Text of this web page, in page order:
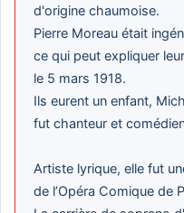
d'origine chaumoise.
Pierre Moreau était
ce qui peut expliquer
le 5 mars 1918.
Ils eurent un enfant,
fut chanteur et
Artiste lyrique, elle fut
de l’Opéra Comique de